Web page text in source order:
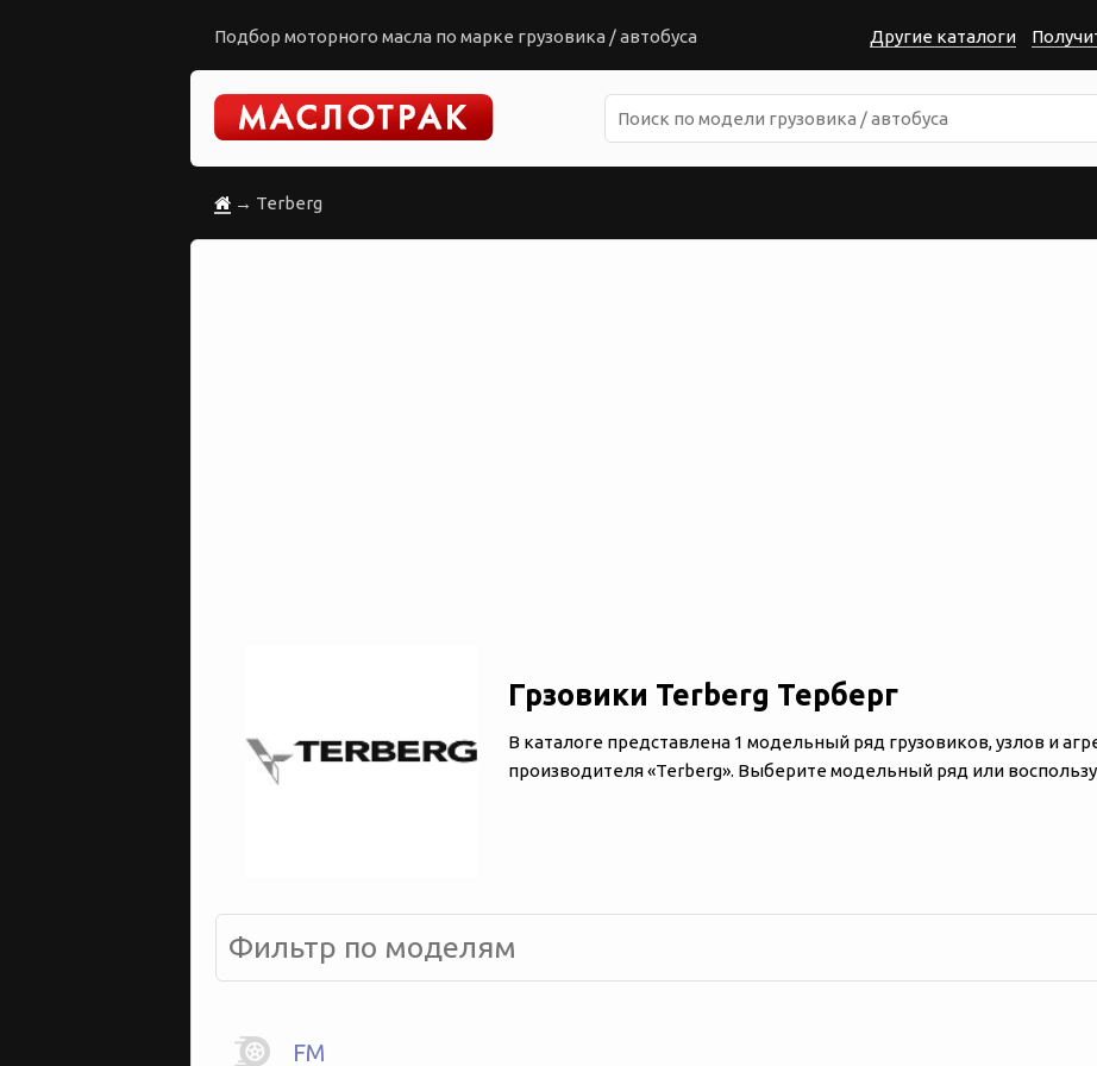
Подбор моторного масла по марке грузовика / автобуса Другие каталоги
→ Terberg
Грзовики Terberg Терберг
В каталоге представлена 1 модельный ряд грузовиков, узлов и
производителя «‎‎Terberg». Выберите модельный ряд или
FM